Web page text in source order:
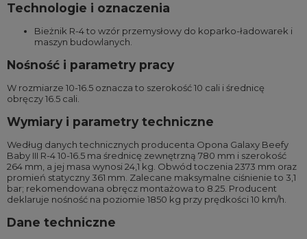
Technologie i oznaczenia
Bieżnik R-4 to wzór przemysłowy do koparko-ładowarek i
maszyn budowlanych.
Nośność i parametry pracy
W rozmiarze 10-16.5 oznacza to szerokość 10 cali i średnicę
obręczy 16.5 cali.
Wymiary i parametry techniczne
Według danych technicznych producenta Opona Galaxy Beefy
Baby III R-4 10-16.5 ma średnicę zewnętrzną 780 mm i szerokość
264 mm, a jej masa wynosi 24,1 kg. Obwód toczenia 2373 mm oraz
promień statyczny 361 mm. Zalecane maksymalne ciśnienie to 3,1
bar; rekomendowana obręcz montażowa to 8.25. Producent
deklaruje nośność na poziomie 1850 kg przy prędkości 10 km/h.
Dane techniczne